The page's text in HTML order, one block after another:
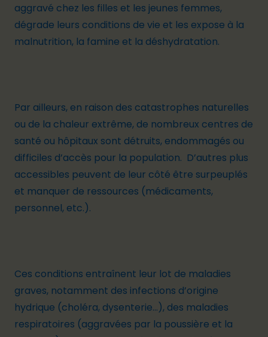
aggravé chez les filles et les jeunes femmes,
dégrade leurs conditions de vie et les expose à la
malnutrition, la famine et la déshydratation.
Par ailleurs, en raison des catastrophes naturelles
ou de la chaleur extrême, de nombreux centres de
santé ou hôpitaux sont détruits, endommagés ou
difficiles d’accès pour la population. D’autres plus
accessibles peuvent de leur côté être surpeuplés
et manquer de ressources (médicaments,
personnel, etc.).
Ces conditions entraînent leur lot de maladies
graves, notamment des infections d’origine
hydrique (choléra, dysenterie…), des maladies
respiratoires (aggravées par la poussière et la